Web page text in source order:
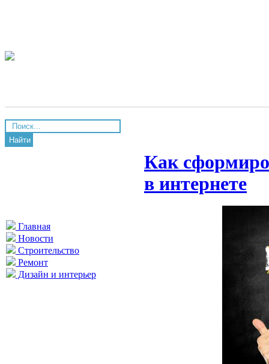
Найти
Главная
Новости
Строительство
Ремонт
Дизайн и интерьер
Как
в интернете